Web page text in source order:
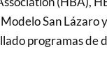
San Lázaro
programas de